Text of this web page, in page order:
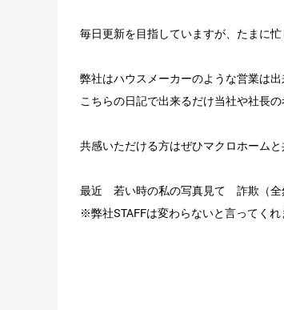
毎日更新を目指していますが、たまに
弊社はハウスメーカーのような営業は出
こちらの日記で出来るだけ当社や社長
共感いただける方はぜひマクロホーム
最近 若い時の私の写真見て 詐欺（全
※弊社STAFFは変わらないと言ってくれ